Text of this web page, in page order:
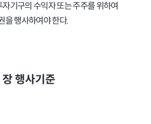
기구의 수익자 또는 주주를 위하여
을 행사하여야 한다.
장행사기준